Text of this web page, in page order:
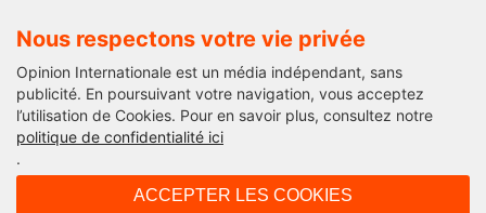
Nous respectons votre vie privée
Opinion Internationale est un média indépendant, sans
publicité. En poursuivant votre navigation, vous acceptez
l’utilisation de Cookies. Pour en savoir plus, consultez notre
politique de confidentialité ici
.
ACCEPTER LES COOKIES
International